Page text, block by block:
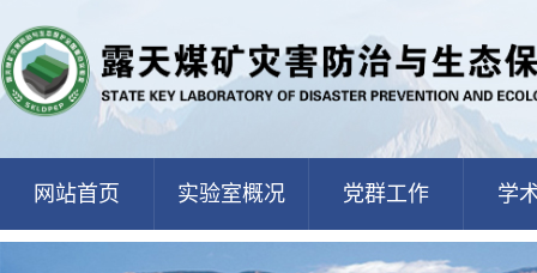
网站首页 实验室概况 党群工作 学